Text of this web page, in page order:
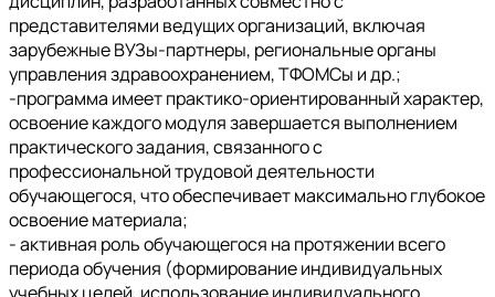
представителями ведущих организаций, включая
зарубежные ВУЗы-партнеры, региональные органы
управления здравоохранением, ТФОМСы и др.;
-программа имеет практико-ориентированный характер,
освоение каждого модуля завершается выполнением
практического задания, связанного с
профессиональной трудовой деятельности
обучающегося, что обеспечивает максимально глубокое
освоение материала;
- активная роль обучающегося на протяжении всего
периода обучения (формирование индивидуальных